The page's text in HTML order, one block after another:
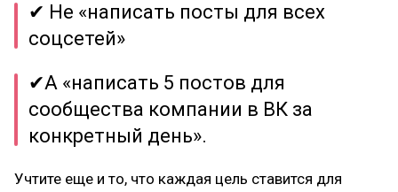
✔ Не «написать посты для всех
соцсетей»
✔А «написать 5 постов для
сообщества компании в ВК за
конкретный день».
Учтите еще и то, что каждая цель ставится для